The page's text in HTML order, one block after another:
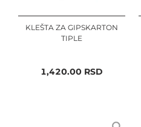
KLEŠTA ZA GIPSKARTON
TIPLE
1,420.00RSD